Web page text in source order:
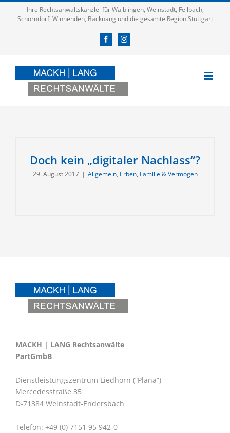
Inhalt
Ihre Rechtsanwaltskanzlei für Waiblingen, Weinstadt, Fellbach,
Schorndorf, Winnenden, Backnang und die gesamte Region Stuttgart
FacebookInstagram
Doch kein „digitaler Nachlass“?
29. August 2017 | Allgemein, Erben, Familie & Vermögen
MACKH | LANG Rechtsanwälte
PartGmbB
Dienstleistungszentrum Liedhorn (“Plana”)
Mercedesstraße 35
D-71384 Weinstadt-Endersbach
Telefon: +49 (0) 7151 95 942-0